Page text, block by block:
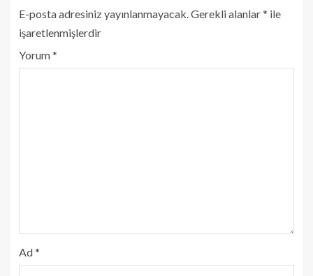
E-posta adresiniz yayınlanmayacak.Gerekli alanlar* ile
işaretlenmişlerdir
Yorum*
Ad*